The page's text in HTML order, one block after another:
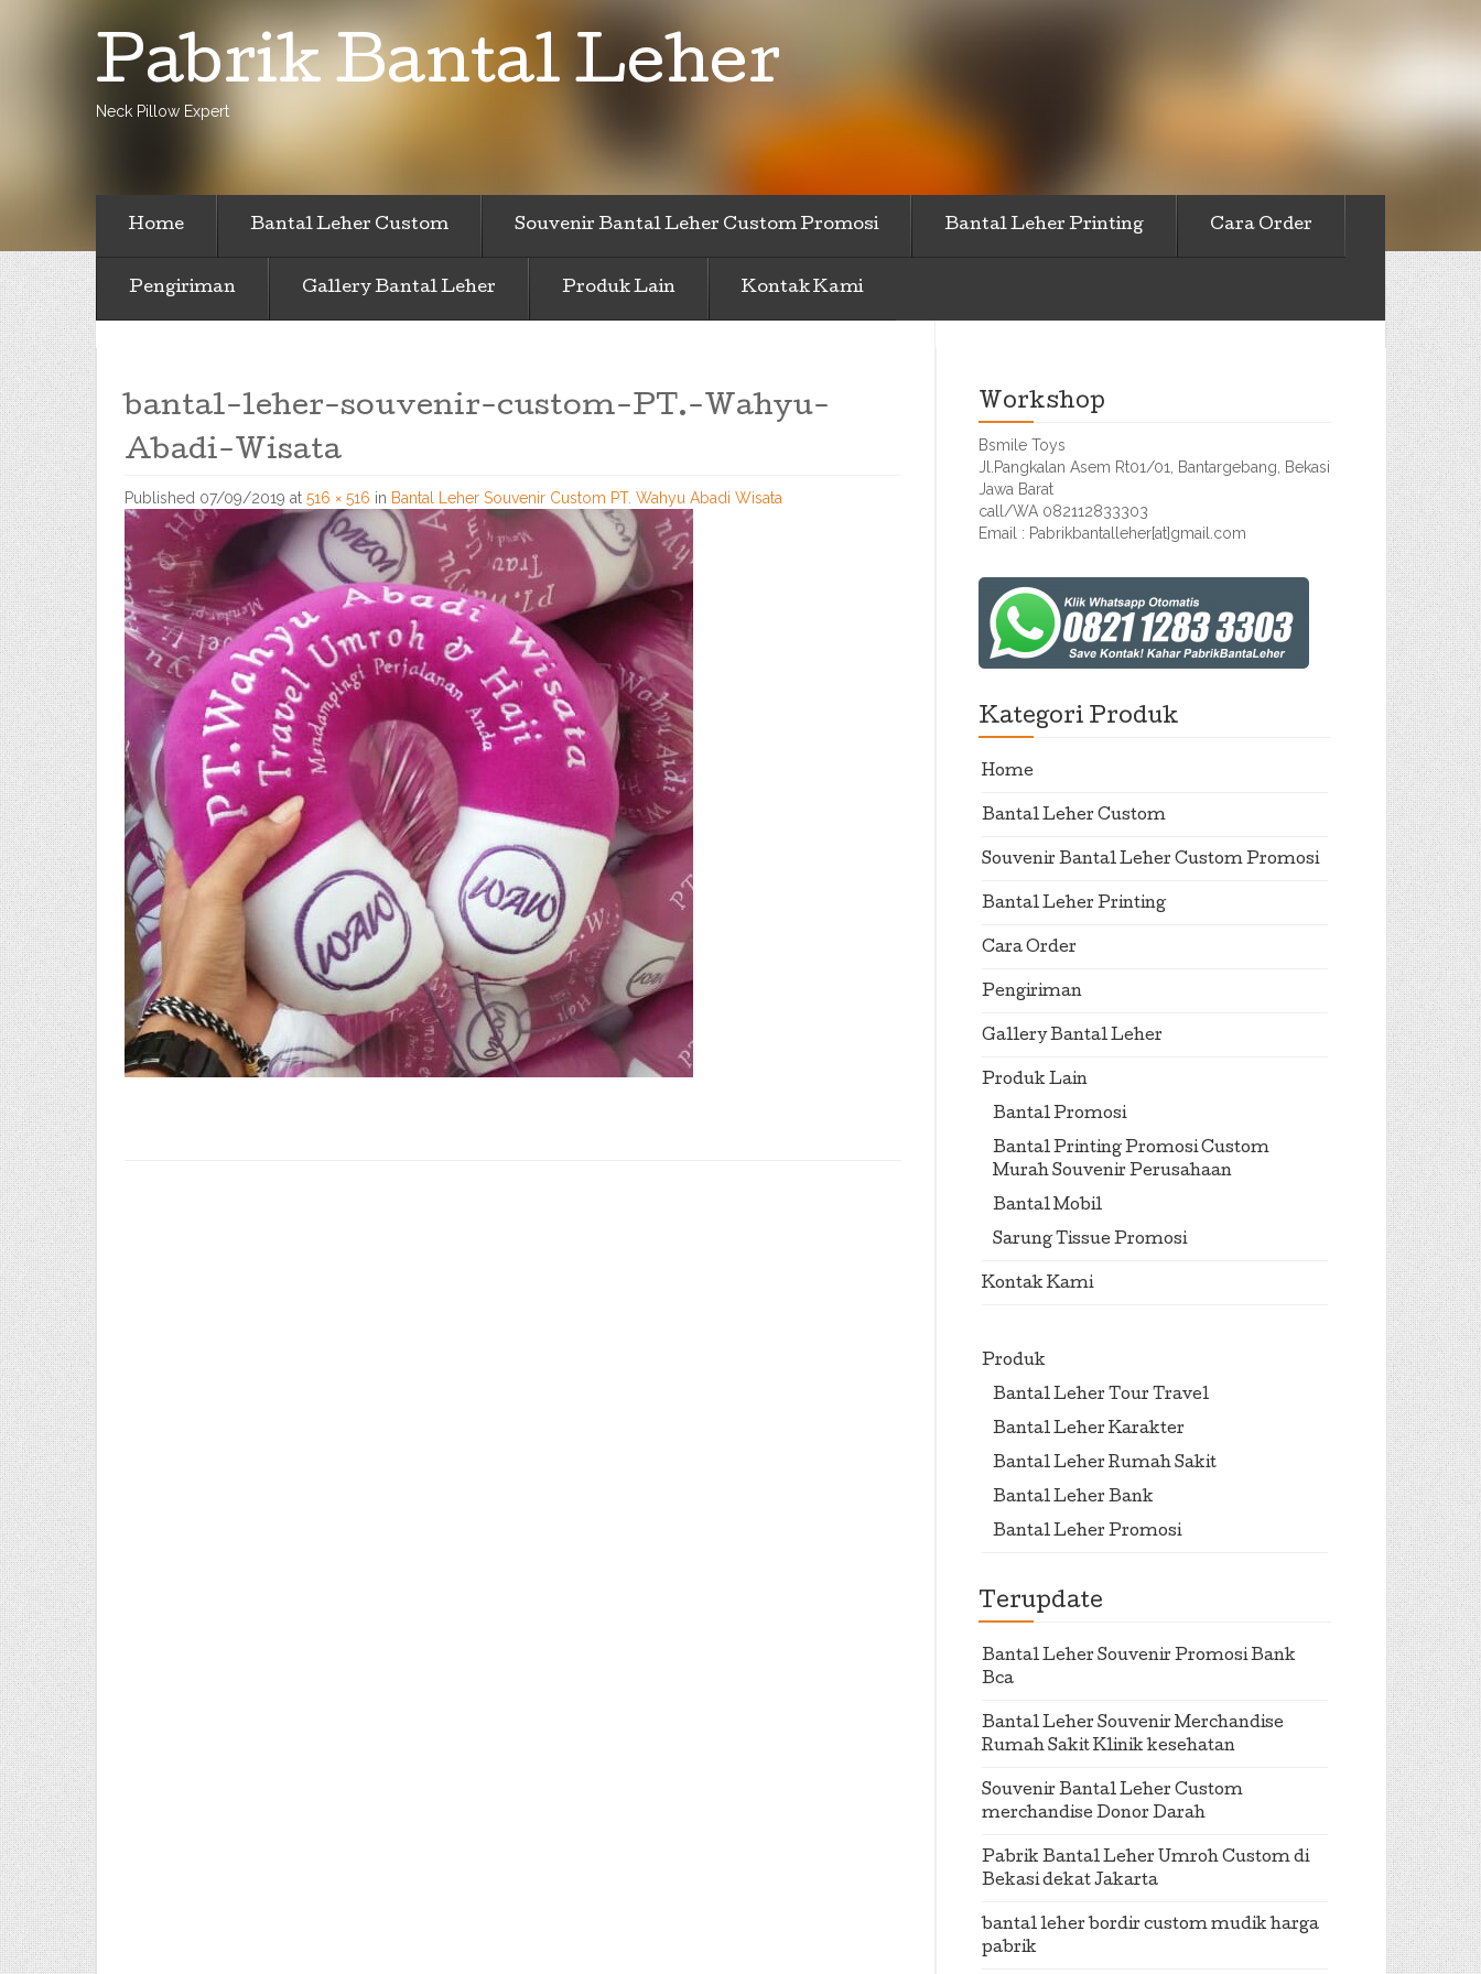
Pabrik Bantal Leher
Neck Pillow Expert
Home Bantal Leher Custom Souvenir Bantal Leher Custom Promosi Bantal Leher Printing Cara Order
Pengiriman Gallery Bantal Leher Produk Lain Kontak Kami
bantal-leher-souvenir-custom-PT.-Wahyu-
Abadi-Wisata
Published 07/09/2019 at 516 × 516 in Bantal Leher Souvenir Custom PT. Wahyu Abadi Wisata
Workshop
Bsmile Toys
Jl.Pangkalan Asem Rt01/01, Bantargebang, Bekasi
Jawa Barat
call/WA 082112833303
Email : Pabrikbantalleher[at]gmail.com
Kategori Produk
Home
Bantal Leher Custom
Souvenir Bantal Leher Custom Promosi
Bantal Leher Printing
Cara Order
Pengiriman
Gallery Bantal Leher
Produk Lain
Bantal Promosi
Bantal Printing Promosi Custom
Murah Souvenir Perusahaan
Bantal Mobil
Sarung Tissue Promosi
Kontak Kami
Produk
Bantal Leher Tour Travel
Bantal Leher Karakter
Bantal Leher Rumah Sakit
Bantal Leher Bank
Bantal Leher Promosi
Terupdate
Bantal Leher Souvenir Promosi Bank
Bca
Bantal Leher Souvenir Merchandise
Rumah Sakit Klinik kesehatan
Souvenir Bantal Leher Custom
merchandise Donor Darah
Pabrik Bantal Leher Umroh Custom di
Bekasi dekat Jakarta
bantal leher bordir custom mudik harga
pabrik